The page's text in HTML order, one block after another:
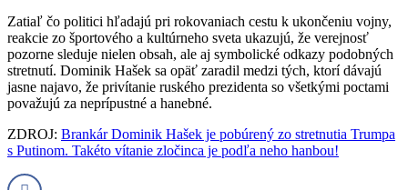
Zatiaľ čo politici hľadajú pri rokovaniach cestu k ukončeniu vojny,
reakcie zo športového a kultúrneho sveta ukazujú, že verejnosť
pozorne sleduje nielen obsah, ale aj symbolické odkazy podobných
stretnutí. Dominik Hašek sa opäť zaradil medzi tých, ktorí dávajú
jasne najavo, že privítanie ruského prezidenta so všetkými poctami
považujú za neprípustné a hanebné.
ZDROJ: Brankár Dominik Hašek je pobúrený zo stretnutia Trumpa
s Putinom. Takéto vítanie zločinca je podľa neho hanbou!